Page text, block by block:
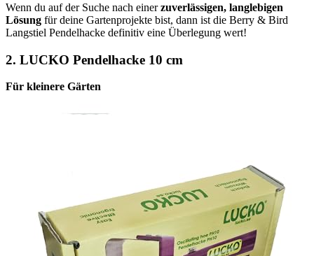
Wenn du auf der Suche nach einerzuverlässigen, langlebigen
Lösung für deine Gartenprojekte bist, dann ist die Berry & Bird
Langstiel Pendelhacke definitiv eine Überlegung wert!
2. LUCKO Pendelhacke 10 cm
Für kleinere Gärten